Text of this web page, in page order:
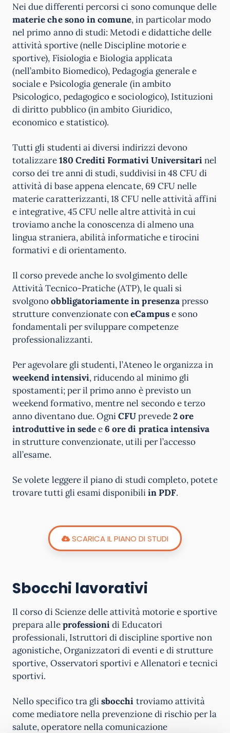
Nei due differenti percorsi ci sono comunque delle
materie che sono in comune, in particolar modo
nel primo anno di studi: Metodi e didattiche delle
attività sportive (nelle Discipline motorie e
sportive), Fisiologia e Biologia applicata
(nell’ambito Biomedico), Pedagogia generale e
sociale e Psicologia generale (in ambito
Psicologico, pedagogico e sociologico), Istituzioni
di diritto pubblico (in ambito Giuridico,
economico e statistico).
Tutti gli studenti ai diversi indirizzi devono
totalizzare180 Crediti Formativi Universitarinel
corso dei tre anni di studi, suddivisi in 48 CFU di
attività di base appena elencate, 69 CFU nelle
materie caratterizzanti, 18 CFU nelle attività affini
e integrative, 45 CFU nelle altre attività in cui
troviamo anche la conoscenza di almeno una
lingua straniera, abilità informatiche e tirocini
formativi e di orientamento.
Il corso prevede anche lo svolgimento delle
Attività Tecnico-Pratiche (ATP), le quali si
svolgonoobbligatoriamente in presenzapresso
strutture convenzionate coneCampuse sono
fondamentali per sviluppare competenze
professionalizzanti.
Per agevolare gli studenti, l’Ateneo le organizza in
weekend intensivi, riducendo al minimo gli
spostamenti; per il primo anno è previsto un
weekend formativo, mentre nel secondo e terzo
anno diventano due. OgniCFUprevede2 ore
introduttive in sedee6 ore di pratica intensiva
in strutture convenzionate, utili per l’accesso
all’esame.
Se volete leggere il piano di studi completo, potete
trovare tutti gli esami disponibiliin PDF.
SCARICA IL PIANO DI STUDI
Sbocchi lavorativi
Il corso di Scienze delle attività motorie e sportive
prepara alleprofessionidi Educatori
professionali, Istruttori di discipline sportive non
agonistiche, Organizzatori di eventi e di strutture
sportive, Osservatori sportivi e Allenatori e tecnici
sportivi.
Nello specifico tra glisbocchi troviamo attività
come mediatore nella prevenzione di rischio per la
salute, operatore nella comunicazione